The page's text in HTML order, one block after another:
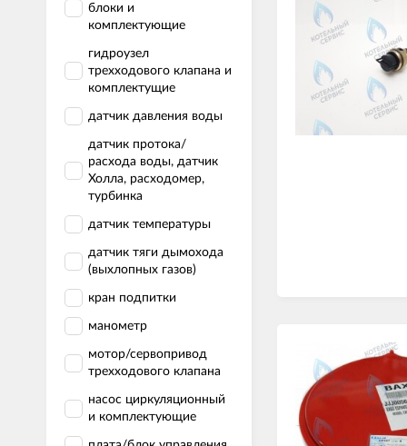
блоки и
комплектующие
гидроузел
трехходового клапана и
комплектущие
датчик давления воды
датчик протока/
расхода воды, датчик
Холла, расходомер,
турбинка
датчик температуры
датчик тяги дымохода
(выхлопных газов)
кран подпитки
манометр
мотор/сервопривод
трехходового клапана
насос циркуляционный
и комплектующие